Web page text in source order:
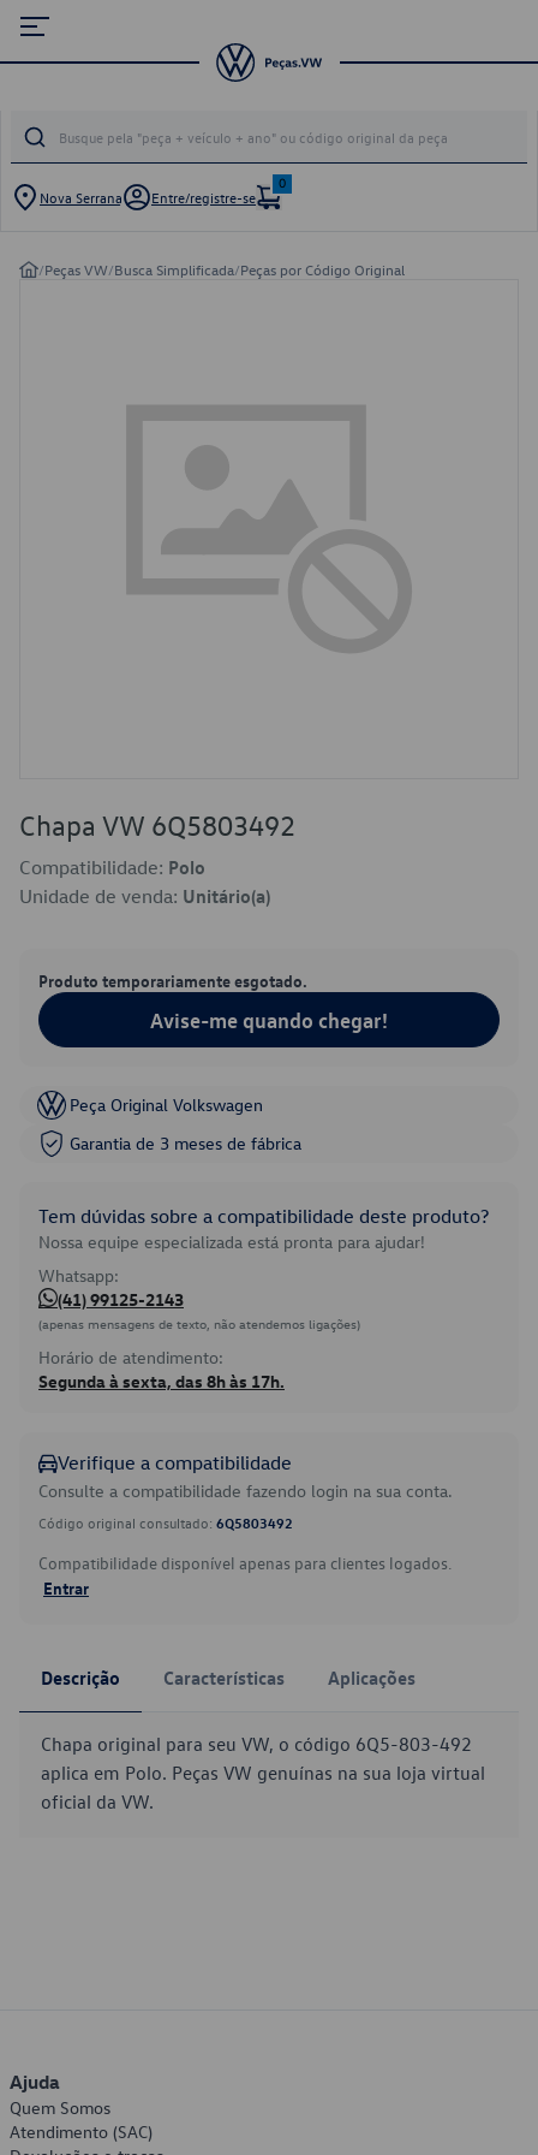
Nova Serrana Entre/registre-se
0
/Peças VW/Busca Simplificada/Peças por Código Original
Chapa VW 6Q5803492
Compatibilidade: Polo
Unidade de venda: Unitário(a)
Produto temporariamente esgotado.
Avise-me quando chegar!
Peça Original Volkswagen
Garantia de 3 meses de fábrica
Tem dúvidas sobre a compatibilidade deste produto?
Nossa equipe especializada está pronta para ajudar!
Whatsapp:
(41) 99125-2143
(apenas mensagens de texto, não atendemos ligações)
Horário de atendimento:
Segunda à sexta, das 8h às 17h.
Verifique a compatibilidade
Consulte a compatibilidade fazendo login na sua conta.
Código original consultado: 6Q5803492
Compatibilidade disponível apenas para clientes logados.
Entrar
Descrição Características Aplicações
Chapa original para seu VW, o código 6Q5-803-492
aplica em Polo. Peças VW genuínas na sua loja virtual
oficial da VW.
Ajuda
Quem Somos
Atendimento (SAC)